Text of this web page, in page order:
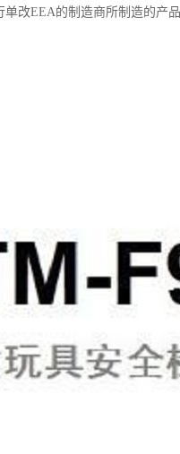
改EEA的制造商所制造的产